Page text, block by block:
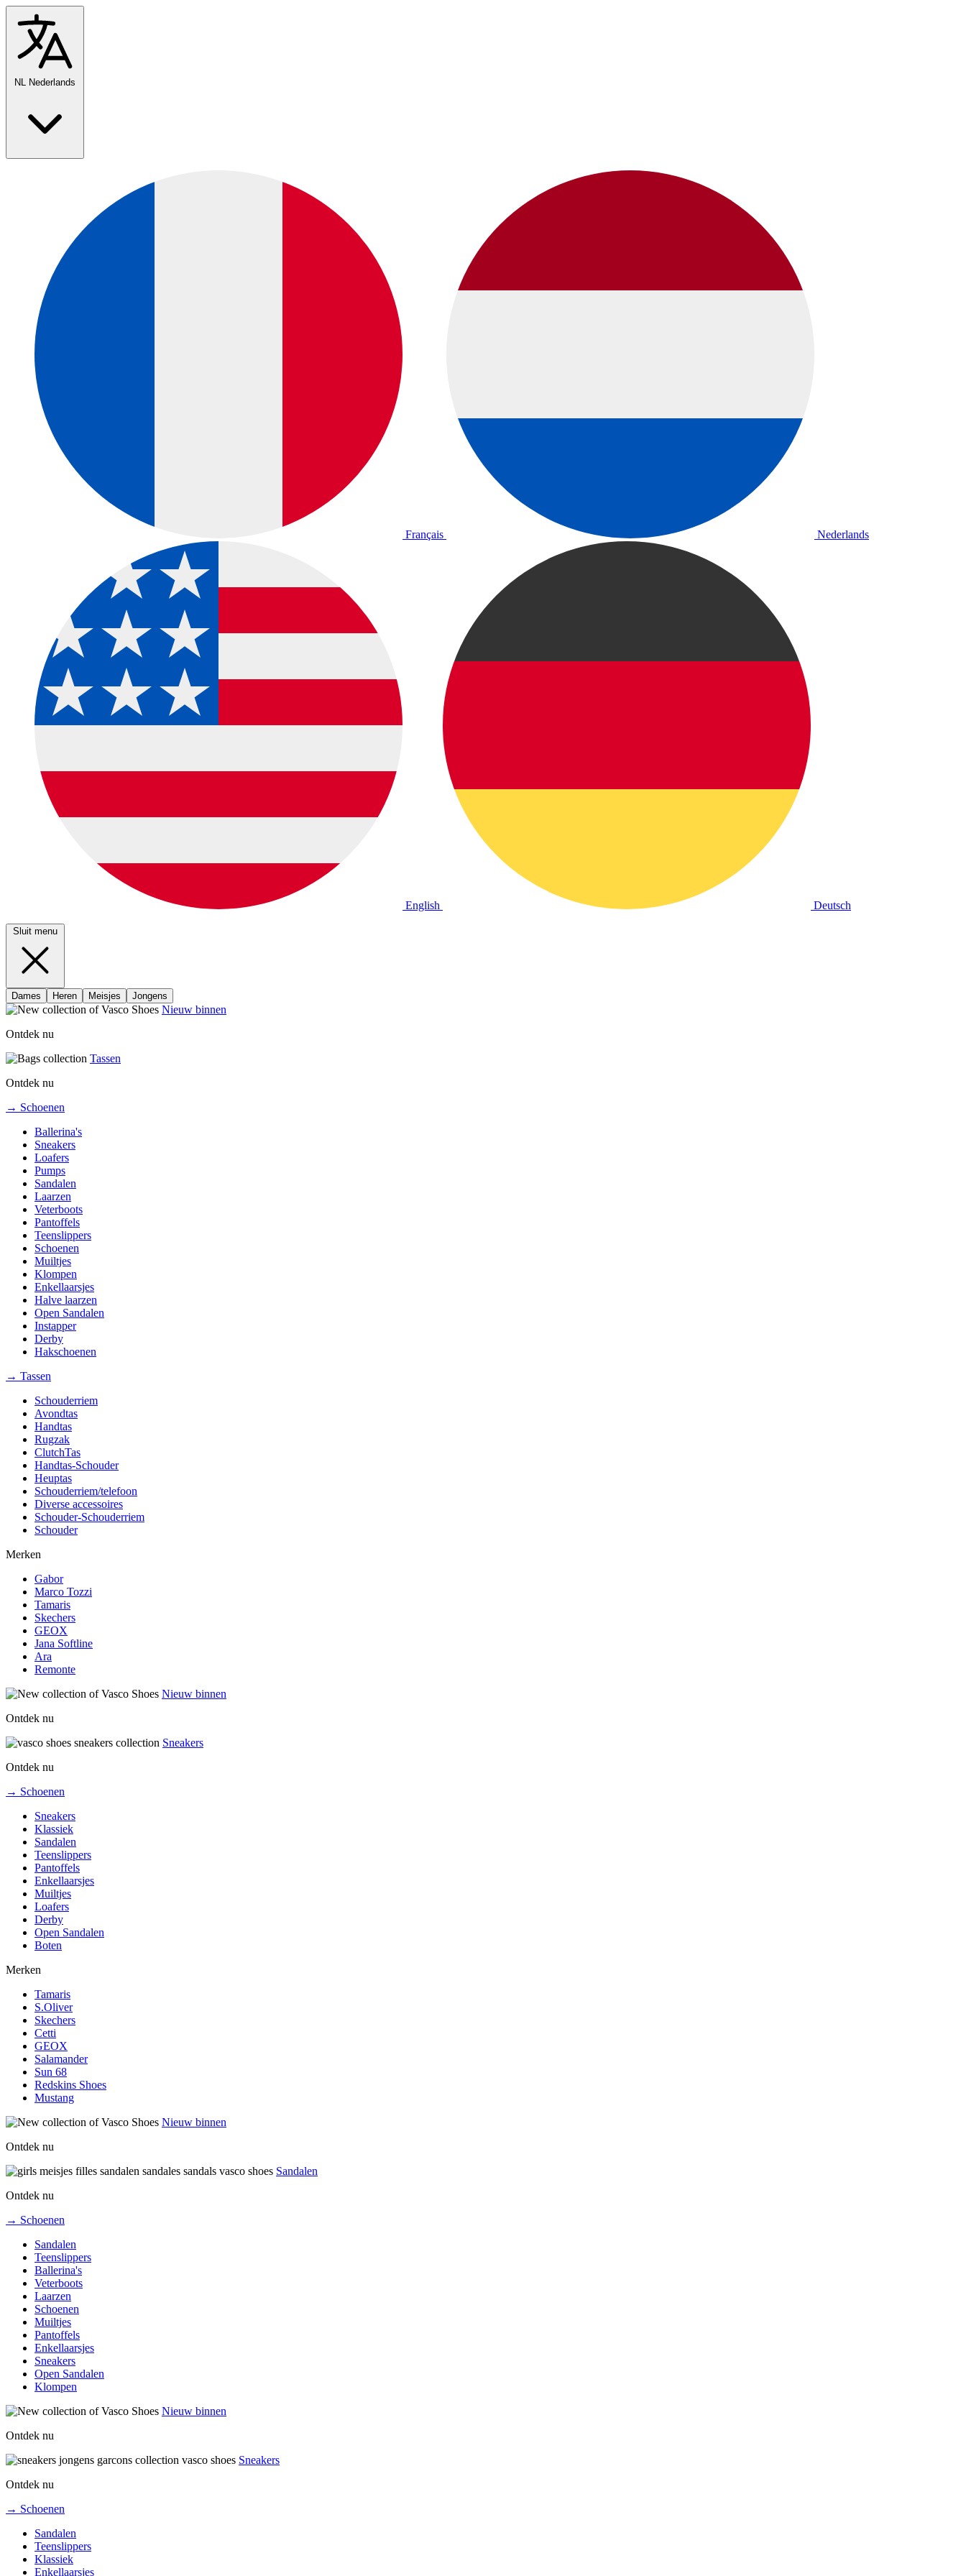
NL Nederlands
Français Nederlands
English Deutsch
Sluit menu
Dames Heren Meisjes Jongens
Nieuw binnen
Ontdek nu
Tassen
Ontdek nu
→ Schoenen
Ballerina's
Sneakers
Loafers
Pumps
Sandalen
Laarzen
Veterboots
Pantoffels
Teenslippers
Schoenen
Muiltjes
Klompen
Enkellaarsjes
Halve laarzen
Open Sandalen
Instapper
Derby
Hakschoenen
→ Tassen
Schouderriem
Avondtas
Handtas
Rugzak
ClutchTas
Handtas-Schouder
Heuptas
Schouderriem/telefoon
Diverse accessoires
Schouder-Schouderriem
Schouder
Merken
Gabor
Marco Tozzi
Tamaris
Skechers
GEOX
Jana Softline
Ara
Remonte
Nieuw binnen
Ontdek nu
Sneakers
Ontdek nu
→ Schoenen
Sneakers
Klassiek
Sandalen
Teenslippers
Pantoffels
Enkellaarsjes
Muiltjes
Loafers
Derby
Open Sandalen
Boten
Merken
Tamaris
S.Oliver
Skechers
Cetti
GEOX
Salamander
Sun 68
Redskins Shoes
Mustang
Nieuw binnen
Ontdek nu
Sandalen
Ontdek nu
→ Schoenen
Sandalen
Teenslippers
Ballerina's
Veterboots
Laarzen
Schoenen
Muiltjes
Pantoffels
Enkellaarsjes
Sneakers
Open Sandalen
Klompen
Nieuw binnen
Ontdek nu
Sneakers
Ontdek nu
→ Schoenen
Sandalen
Teenslippers
Klassiek
Enkellaarsjes